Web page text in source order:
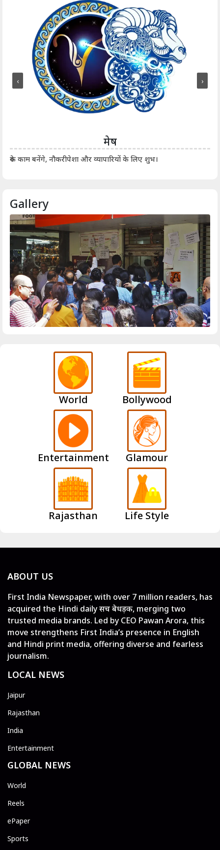
मेष
रुके काम बनेंगे, नौकरीपेशा और व्यापारियों के लिए शुभ।
‹ ›
Gallery
World Bollywood
Entertainment Glamour
Rajasthan Life Style
ABOUT US
First India Newspaper, with over 7 million readers, has
acquired the Hindi daily सच बेधड़क, merging two
trusted media brands. Led by CEO Pawan Arora, this
move strengthens First India’s presence in English
and Hindi print media, offering diverse and fearless
journalism.
LOCAL NEWS
Jaipur
Rajasthan
India
Entertainment
GLOBAL NEWS
World
Reels
ePaper
Sports